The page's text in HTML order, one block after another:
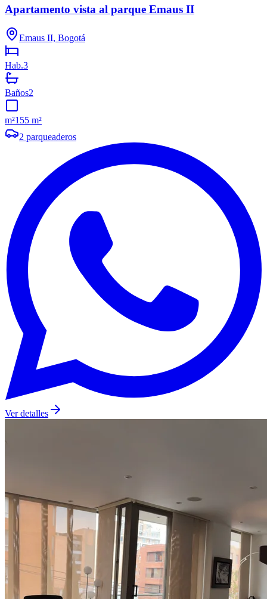
Apartamento vista al parque Emaus II
Emaus II, Bogotá
Hab.3
Baños2
m²155 m²
2 parqueaderos
Ver detalles